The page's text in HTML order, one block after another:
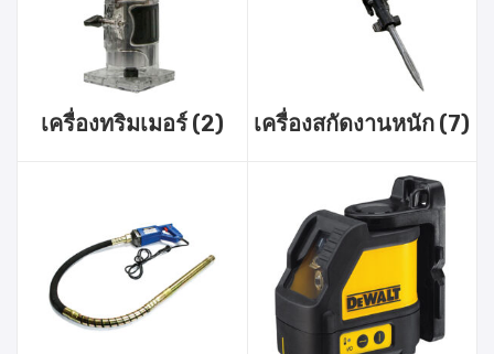
เครื่องทริมเมอร์ (2) เครื่องสกัดงานหนัก (7)